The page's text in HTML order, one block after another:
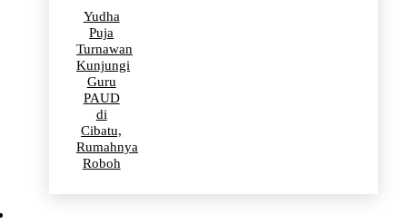
Yudha
Puja
Turnawan
Kunjungi
Guru
PAUD
di
Cibatu,
Rumahnya
Roboh